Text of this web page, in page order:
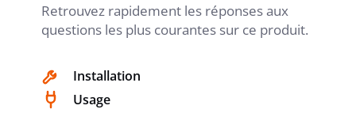
Retrouvez rapidement les réponses aux
questions les plus courantes sur ce produit.
Installation
Usage